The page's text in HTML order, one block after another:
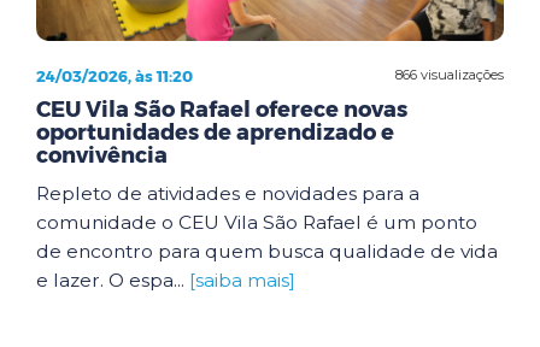
866 visualizações
24/03/2026, às 11:20
CEU Vila São Rafael oferece novas
oportunidades de aprendizado e
convivência
Repleto de atividades e novidades para a
comunidade o CEU Vila São Rafael é um ponto
de encontro para quem busca qualidade de vida
e lazer. O espa... [saiba mais]